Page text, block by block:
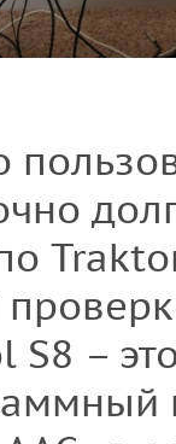
S8 –